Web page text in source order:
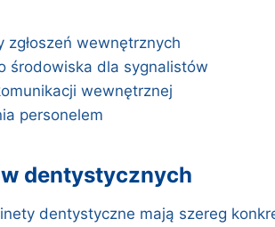
wewnętrznych
środowiska dla sygnalistów
wewnętrznej
personelem
dentystycznych
dentystyczne mają szereg